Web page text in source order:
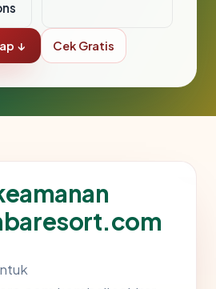
↓ Cek Gratis